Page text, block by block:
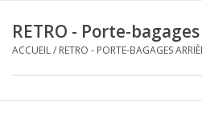
RETRO - Porte-
ACCUEIL/ RETRO - PORTE-BAGAGES